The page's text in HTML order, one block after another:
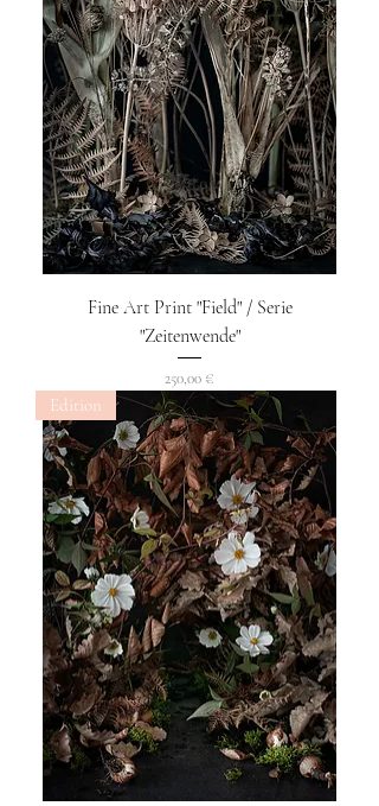
Fine Art Print "Field" / Serie
"Zeitenwende"
Preis
250,00 €
Edition